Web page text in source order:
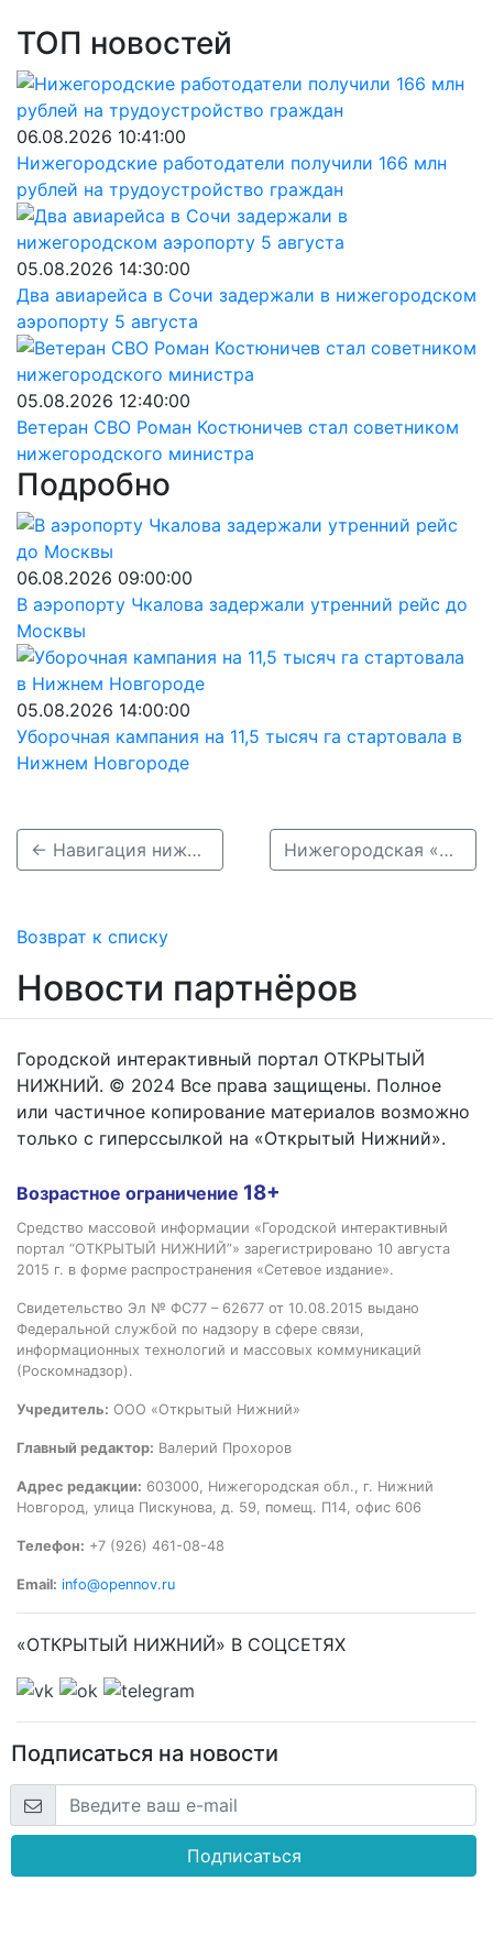
ТОП новостей
06.08.2026 10:41:00
Нижегородские работодатели получили 166 млн
рублей на трудоустройство граждан
05.08.2026 14:30:00
Два авиарейса в Сочи задержали в нижегородском
аэропорту 5 августа
05.08.2026 12:40:00
Ветеран СВО Роман Костюничев стал советником
нижегородского министра
Подробно
06.08.2026 09:00:00
В аэропорту Чкалова задержали утренний рейс до
Москвы
05.08.2026 14:00:00
Уборочная кампания на 11,5 тысяч га стартовала в
Нижнем Новгороде
← Навигация нижегородских «Валдаев» стартует 1 мая Нижегородская «училка» снялась в программе «С добрым утром, малыши!» на федеральном телеканале →
Возврат к списку
Новости партнёров
Городской интерактивный портал ОТКРЫТЫЙ
НИЖНИЙ. © 2024 Все права защищены. Полное
или частичное копирование материалов возможно
только с гиперссылкой на «Открытый Нижний».
Возрастное ограничение 18+
Средство массовой информации «Городской интерактивный
портал “ОТКРЫТЫЙ НИЖНИЙ”» зарегистрировано 10 августа
2015 г. в форме распространения «Сетевое издание».
Свидетельство Эл № ФС77 – 62677 от 10.08.2015 выдано
Федеральной службой по надзору в сфере связи,
информационных технологий и массовых коммуникаций
(Роскомнадзор).
Учредитель: ООО «Открытый Нижний»
Главный редактор: Валерий Прохоров
Адрес редакции: 603000, Нижегородская обл., г. Нижний
Новгород, улица Пискунова, д. 59, помещ. П14, офис 606
Телефон: +7 (926) 461-08-48
Email: info@opennov.ru
«ОТКРЫТЫЙ НИЖНИЙ» В СОЦСЕТЯХ
Подписаться на новости
Подписаться